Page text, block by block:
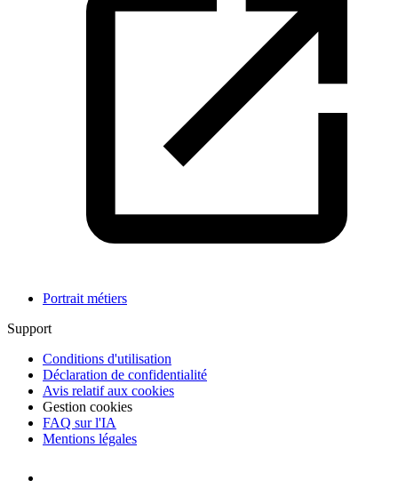
Portrait métiers
Support
Conditions d'utilisation
Déclaration de confidentialité
Avis relatif aux cookies
Gestion cookies
FAQ sur l'IA
Mentions légales